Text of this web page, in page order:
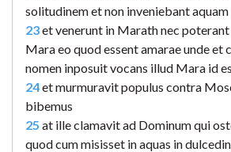
solitudinem et non inveniebant aquam
23et venerunt in Marath nec
Mara eo quod essent amarae unde et
nomen inposuit vocans illud Mara id
24et murmuravit populus contra
bibemus
25 at ille clamavit ad Dominum qui
quod cum misisset in aquas in